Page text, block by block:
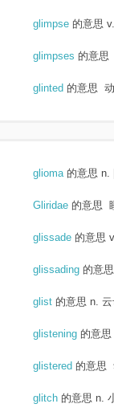
glimpse 的意思
glimpses 的意思
glinted 的意思
glioma 的意思 n.
Gliridae 的意思
glissade 的意思
glissading 的意思
glist 的意思 n.
glistening 的意思
glistered 的意思
glitch 的意思 n.